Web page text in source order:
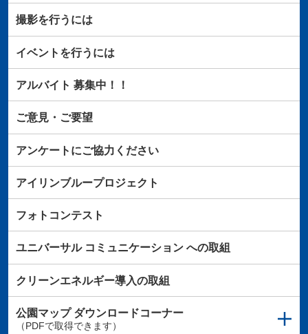
撮影を行うには
イベントを行うには
アルバイト 募集中！！
ご意見・ご要望
アンケートにご協力ください
アイリンブループロジェクト
フォトコンテスト
ユニバーサルコミュニケーションへの取組
クリーンエネルギー導入の取組
公園マップダウンロードコーナー
（PDFで取得できます）